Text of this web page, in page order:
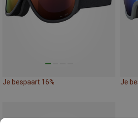
Je bespaart 16% Je